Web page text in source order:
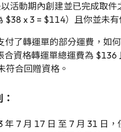
活動期內創建並已完成取
$38 x 3 = $114）且你並未
付了轉運單的部分運費，如
合資格轉運單總運費為
符合回贈資格。
年 7 月 17 日 至 7 月 31 日